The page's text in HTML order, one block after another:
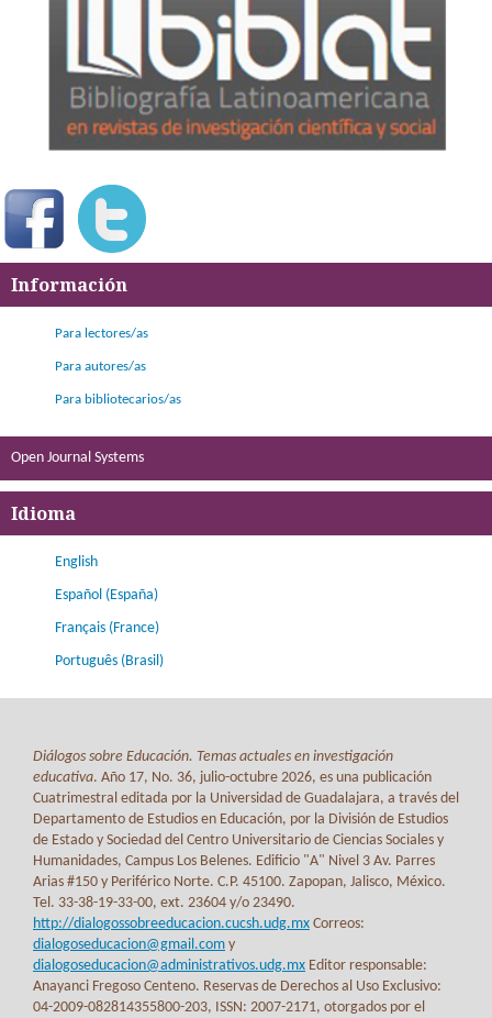
Información
Para lectores/as
Para autores/as
Para bibliotecarios/as
Open Journal Systems
Idioma
English
Español (España)
Français (France)
Português (Brasil)
Diálogos sobre Educación. Temas actuales en investigación
educativa. Año 17, No. 36, julio-octubre 2026, es una publicación
Cuatrimestral editada por la Universidad de Guadalajara, a través del
Departamento de Estudios en Educación, por la División de Estudios
de Estado y Sociedad del Centro Universitario de Ciencias Sociales y
Humanidades, Campus Los Belenes. Edificio "A" Nivel 3 Av. Parres
Arias #150 y Periférico Norte. C.P. 45100. Zapopan, Jalisco, México.
Tel. 33-38-19-33-00, ext. 23604 y/o 23490.
http://dialogossobreeducacion.cucsh.udg.mx Correos:
dialogoseducacion@gmail.com y
dialogoseducacion@administrativos.udg.mx Editor responsable:
Anayanci Fregoso Centeno. Reservas de Derechos al Uso Exclusivo:
04-2009-082814355800-203, ISSN: 2007-2171, otorgados por el